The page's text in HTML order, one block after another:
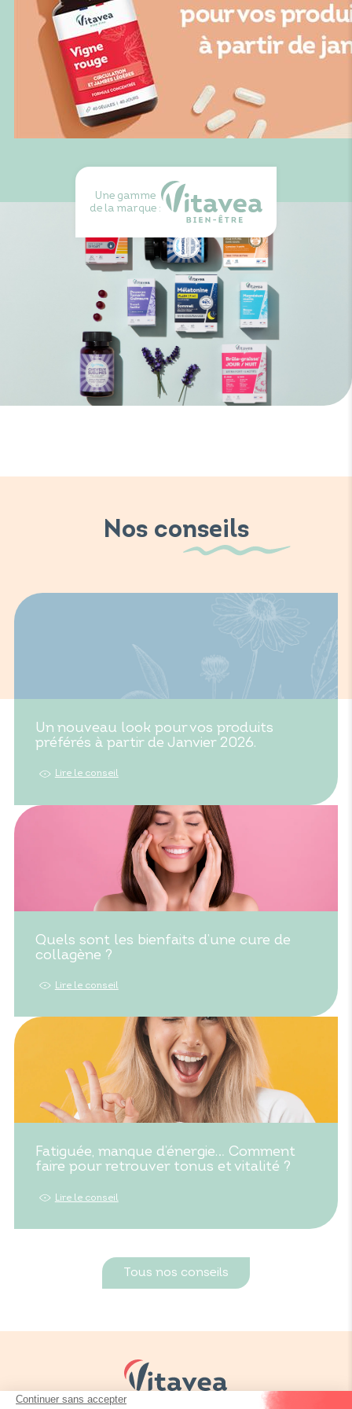
Une gamme
de la marque :
Nos conseils
Un nouveau look pour vos produits
préférés à partir de Janvier 2026.
Lire le conseil
Quels sont les bienfaits d’une cure de
collagène ?
Lire le conseil
Fatiguée, manque d’énergie… Comment
faire pour retrouver tonus et vitalité ?
Lire le conseil
Tous nos conseils